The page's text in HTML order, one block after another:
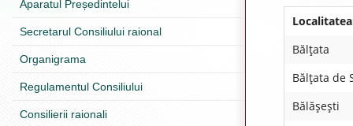
Aparatul Președintelui
Secretarul Consiliului raional
Organigrama
Regulamentul Consiliului
Consilierii raionali
Bălţata
Bălţata de
Bălăşeşti